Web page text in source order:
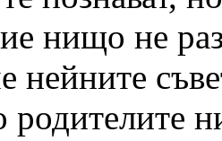
нищо не
нейните